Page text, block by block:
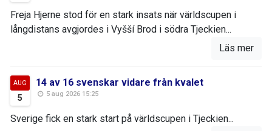
Freja Hjerne stod för en stark insats när världscupen i
långdistans avgjordes i Vyšší Brod i södra Tjeckien...
Läs mer
AUG
5
14 av 16 svenskar vidare från kvalet
5 aug 2026 15:25
Sverige fick en stark start på världscupen i Tjeckien...